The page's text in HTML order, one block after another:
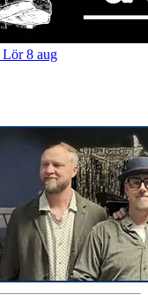
Lör 8 aug